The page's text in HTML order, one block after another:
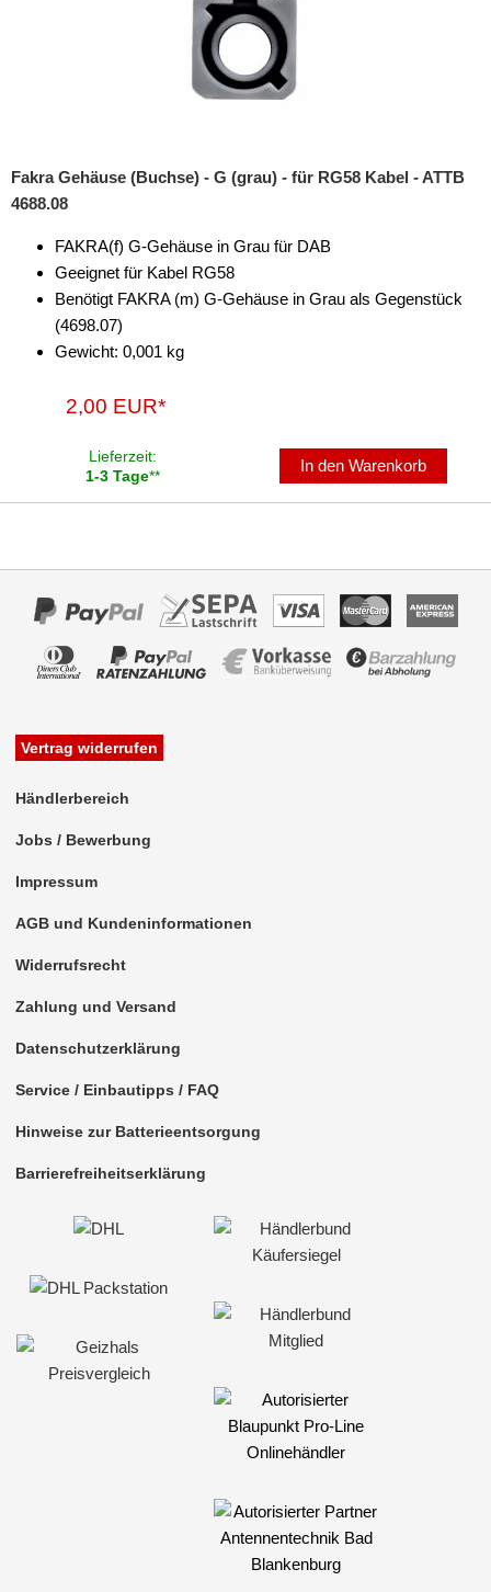
Fakra Gehäuse (Buchse) - G (grau) - für RG58 Kabel - ATTB
4688.08
FAKRA(f) G-Gehäuse in Grau für DAB
Geeignet für Kabel RG58
Benötigt FAKRA (m) G-Gehäuse in Grau als Gegenstück
(4698.07)
Gewicht: 0,001 kg
2,00 EUR*
Lieferzeit:
1-3 Tage**
In den Warenkorb
Vertrag widerrufen
Händlerbereich
Jobs / Bewerbung
Impressum
AGB und Kundeninformationen
Widerrufsrecht
Zahlung und Versand
Datenschutzerklärung
Service / Einbautipps / FAQ
Hinweise zur Batterieentsorgung
Barrierefreiheitserklärung